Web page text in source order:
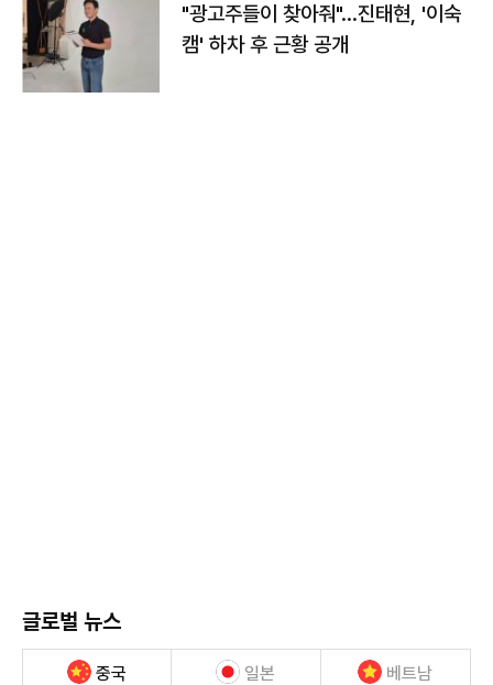
"광고주들이 찾아줘"…진태현, '이숙
캠' 하차 후 근황 공개
글로벌 뉴스
중국 일본 베트남